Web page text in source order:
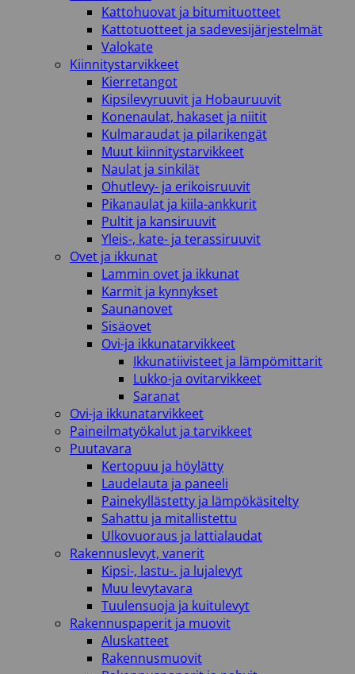
Kattohuovat ja bitumituotteet
Kattotuotteet ja sadevesijärjestelmät
Valokate
Kiinnitystarvikkeet
Kierretangot
Kipsilevyruuvit ja Hobauruuvit
Konenaulat, hakaset ja niitit
Kulmaraudat ja pilarikengät
Muut kiinnitystarvikkeet
Naulat ja sinkilät
Ohutlevy- ja erikoisruuvit
Pikanaulat ja kiila-ankkurit
Pultit ja kansiruuvit
Yleis-, kate- ja terassiruuvit
Ovet ja ikkunat
Lammin ovet ja ikkunat
Karmit ja kynnykset
Saunanovet
Sisäovet
Ovi-ja ikkunatarvikkeet
Ikkunatiivisteet ja lämpömittarit
Lukko-ja ovitarvikkeet
Saranat
Ovi-ja ikkunatarvikkeet
Paineilmatyökalut ja tarvikkeet
Puutavara
Kertopuu ja höylätty
Laudelauta ja paneeli
Painekyllästetty ja lämpökäsitelty
Sahattu ja mitallistettu
Ulkovuoraus ja lattialaudat
Rakennuslevyt, vanerit
Kipsi-, lastu-. ja lujalevyt
Muu levytavara
Tuulensuoja ja kuitulevyt
Rakennuspaperit ja muovit
Aluskatteet
Rakennusmuovit